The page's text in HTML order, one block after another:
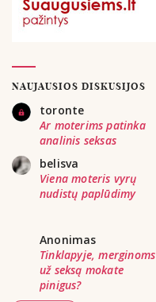
NAUJAUSIOS DISKUSIJOS
toronte
Ar moterims patinka
analinis seksas
belisva
Viena moteris vyrų
nudistų paplūdimy
Anonimas
Tinklapyje, merginoms
už seksą mokate
pinigus?